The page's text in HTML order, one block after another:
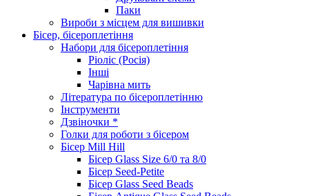
Паки
Вироби з місцем для вишивки
Бісер, бісероплетіння
Набори для бісероплетіння
Ріоліс (Росія)
Інші
Чарівна мить
Література по бісероплетінню
Інструменти
Дзвіночки *
Голки для роботи з бісером
Бісер Mill Hill
Бісер Glass Size 6/0 та 8/0
Бісер Seed-Petite
Бісер Glass Seed Beads